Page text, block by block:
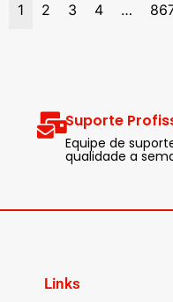
1 2 3 4 …
Suporte
Equipe de
qualidade a
Links